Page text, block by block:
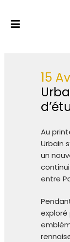
15
Au
Urbain
un
entre
exploré